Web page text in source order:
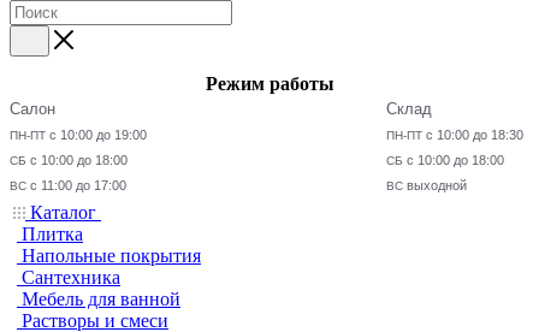
Режим работы
Салон
ПН-ПТ с 10:00 до 19:00
СБ с 10:00 до 18:00
ВС с 11:00 до 17:00
Склад
ПН-ПТ с 10:00 до 18:30
СБ с 10:00 до 18:00
ВС выходной
Каталог
Плитка
Напольные покрытия
Сантехника
Мебель для ванной
Растворы и смеси